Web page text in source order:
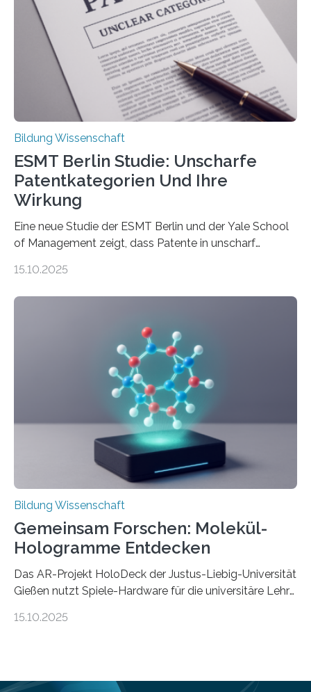
stehen im Mittelpunkt einer aktuellen Studie der
Hochschule Bochum. Im Rahmen des
Promotionsprojekts „BACKCamPAIN“ führt die
Doktorandin Deborah Jost (Hochschule Bochum,
Promotionskolleg NRW) derzeit eine Online-Umfrage
durch. Ziel ist es, herauszufinden,…
Bildung Wissenschaft
ESMT Berlin Studie: Unscharfe
Patentkategorien Und Ihre
Wirkung
Eine neue Studie der ESMT Berlin und der Yale School
of Management zeigt, dass Patente in unscharf
häufiger zu bahnbrechenden Innovationen führen und
Erfindungen entstehen besonders dann, wenn
Wissenskategorien verschwimmen. Das zeigt neue
Forschung von Gianluca Carnabuci, Professor of
Organizational Behavior an der ESMT Berlin, und
Balázs Kovács, Professor an der Yale School of
Management. Die Forscher kommen zu dem Schluss,
dass Patente…
15.10.2025
Bildung Wissenschaft
Gemeinsam Forschen: Molekül-
Hologramme Entdecken
Das AR-Projekt HoloDeck der Justus-Liebig-Universität
Gießen nutzt Spiele-Hardware für die universitäre Lehre
bekannte Augmented-Reality-Technologie (AR) hält
15.10.2025